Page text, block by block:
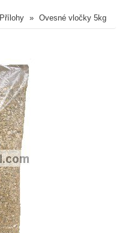
Přílohy Ovesné vločky 5kg